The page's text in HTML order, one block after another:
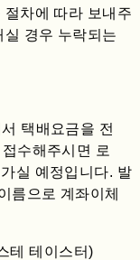
차에 따라 보내주
경우 누락되는
택배요금을 전
수해주시면 로
실 예정입니다. 발
름으로 계좌이체
테 테이스터)